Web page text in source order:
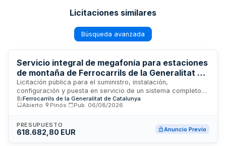
Licitaciones similares
Búsqueda avanzada
Servicio integral de megafonía para estaciones
de montaña de Ferrocarrils de la Generalitat de
Catalunya con instalación, configuración y
mantenimiento técnico
Licitación pública para el suministro, instalación,
configuración y puesta en servicio de un sistema completo
de megafonía destinado a las estaciones de montaña
operadas por Ferrocarrils de la Generalitat de Catalunya. El
integral en las infraestructuras ferroviarias, la configuración
técnica inicial y la puesta en funcionamiento del sistema.
Ferrocarrils de la Generalitat de Catalunya
Abierto
Pinós Pub. 06/08/2026
PRESUPUESTO
618.682,80 EUR Anuncio Previo